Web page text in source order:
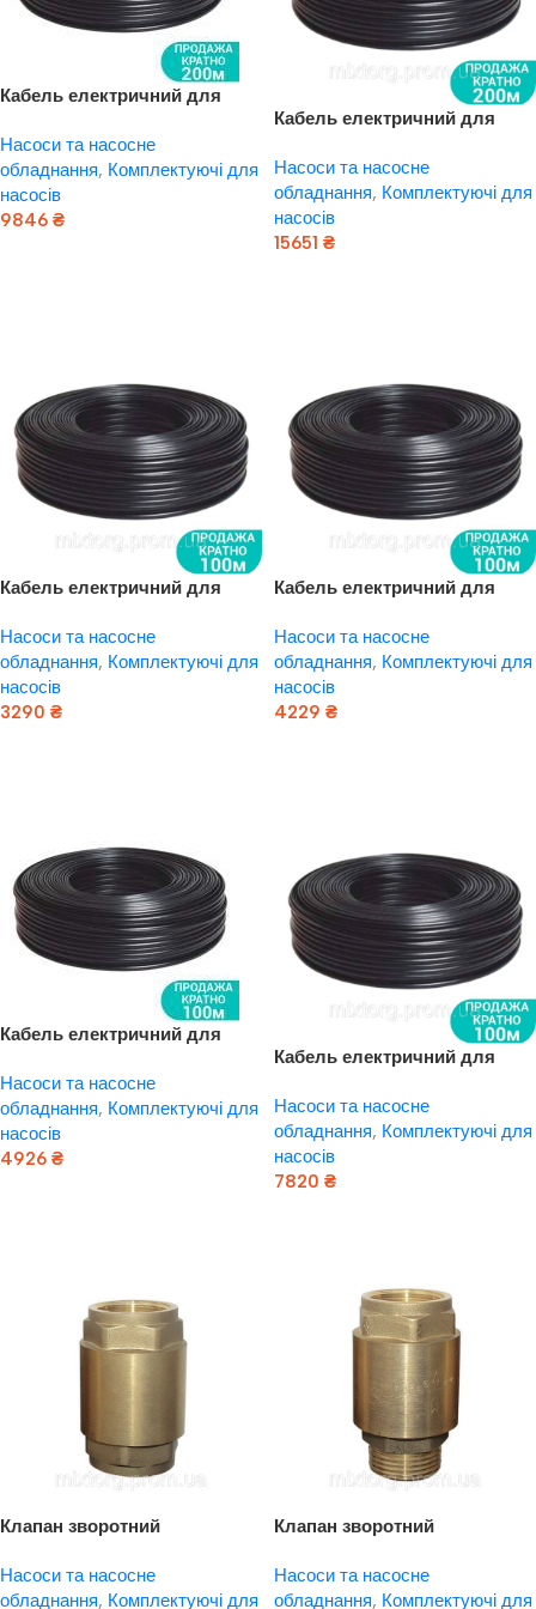
Кабель електричний для
H07RN -F круглий (3×1.5 мм2)
200 м Dongyin (779945)
Насоси та насосне
обладнання, Комплектуючі для
насосів
9846 ₴
Кабель електричний для
H07RN -F круглий (3×2.0 мм2)
200 м Dongyin (779946)
Насоси та насосне
обладнання, Комплектуючі для
насосів
15651 ₴
Кабель електричний для
H07RN — F круглий (3 × 0.75
мм2) 100 м DONGYIN
(779932)
Насоси та насосне
обладнання, Комплектуючі для
насосів
3290 ₴
Кабель електричний для
H07RN — F круглий (3×1.0
мм2) 100 м DONGYIN
(779933)
Насоси та насосне
обладнання, Комплектуючі для
насосів
4229 ₴
Кабель електричний для
H07RN — F круглий (3×1.5
мм2) 100 м DONGYIN
(779935)
Насоси та насосне
обладнання, Комплектуючі для
насосів
4926 ₴
Кабель електричний для
H07RN — F круглий (3×2.0
мм2) 100 м DONGYIN
(779936)
Насоси та насосне
обладнання, Комплектуючі для
насосів
7820 ₴
Клапан зворотний
euro AQUATICA (779654)
Насоси та насосне
обладнання, Комплектуючі для
Клапан зворотний
euro AQUATICA (779655)
Насоси та насосне
обладнання, Комплектуючі для